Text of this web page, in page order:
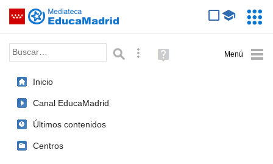
Saltar navegación
Palabra o frase: Búsqueda avanzada
Ayuda
(en
Inicio
Canal EducaMadrid
Últimos contenidos
Centros